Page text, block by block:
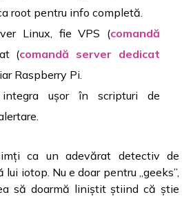
root pentru info completă.
Linux, fie VPS (comandă
(comandă server dedicat
Raspberry Pi.
ușor în scripturi de
ca un adevărat detectiv de
iotop. Nu e doar pentru „geeks”,
să doarmă liniștit știind că știe